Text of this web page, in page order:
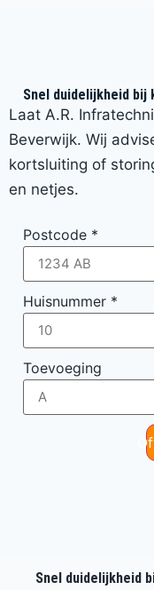
Snel duidelijkheid
Laat A.R.
Beverwijk. Wij
kortsluiting of
en netjes.
Postcode *
Huisnummer *
Toevoeging
Snel duidelijkheid